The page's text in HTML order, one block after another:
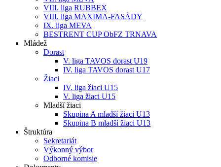
VIII. liga RUBBEX
VIII. liga MAXIMA-FASÁDY
IX. liga MEVA
BESTRENT CUP ObFZ TRNAVA
Mládež
Dorast
V. liga TAVOS dorast U19
IV. liga TAVOS dorast U17
Žiaci
IV. liga žiaci U15
V. liga žiaci U15
Mladší žiaci
Skupina A mladší žiaci U13
Skupina B mladší žiaci U13
Štruktúra
Sekretariát
Výkonný výbor
Odborné komisie